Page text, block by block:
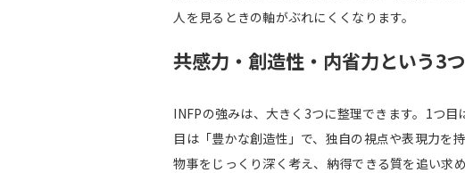
人を見るときの軸がぶれにくくなります。
共感力・創造性・内省力という3
INFPの強みは、大きく3つに整理できます。1つ
目は「豊かな創造性」で、独自の視点や表現力を
物事をじっくり深く考え、納得できる質を追い求